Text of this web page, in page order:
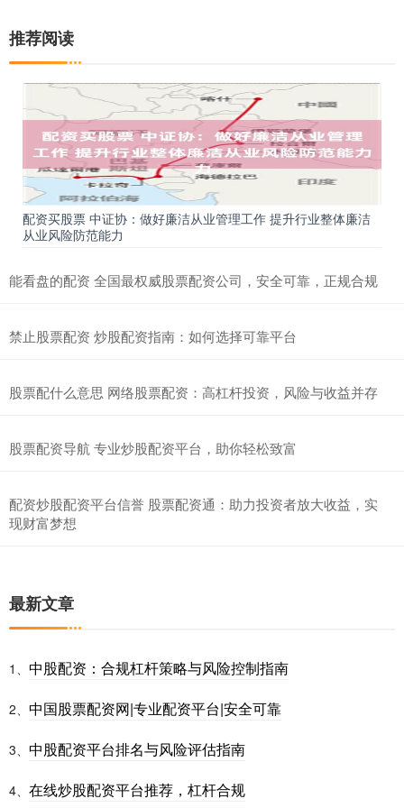
推荐阅读
配资买股票 中证协：做好廉洁从业管理工作 提升行业整体廉洁
从业风险防范能力
能看盘的配资 全国最权威股票配资公司，安全可靠，正规合规
禁止股票配资 炒股配资指南：如何选择可靠平台
股票配什么意思 网络股票配资：高杠杆投资，风险与收益并存
股票配资导航 专业炒股配资平台，助你轻松致富
配资炒股配资平台信誉 股票配资通：助力投资者放大收益，实
现财富梦想
最新文章
1、 中股配资：合规杠杆策略与风险控制指南
2、 中国股票配资网|专业配资平台|安全可靠
3、 中股配资平台排名与风险评估指南
4、 在线炒股配资平台推荐，杠杆合规